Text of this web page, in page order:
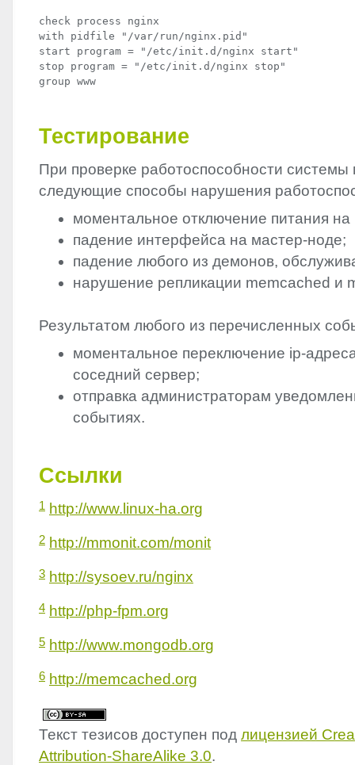
check process nginx
with pidfile "/var/run/nginx.pid"
start program = "/etc/init.d/nginx start"
stop program = "/etc/init.d/nginx stop"
Тестирование
При проверке работоспособности
следующие способы нарушения
моментальное отключение питания
падение интерфейса на мастер-ноде;
падение любого из демонов,
нарушение репликации memcached и
Результатом любого из перечисленных
моментальное переключение ip-
соседний сервер;
отправка администраторам
событиях.
Ссылки
1 http://www.linux-ha.org
2 http://mmonit.com/monit
3 http://sysoev.ru/nginx
4 http://php-fpm.org
5 http://www.mongodb.org
6 http://memcached.org
Текст тезисов доступен под лицензией
Attribution-ShareAlike 3.0.